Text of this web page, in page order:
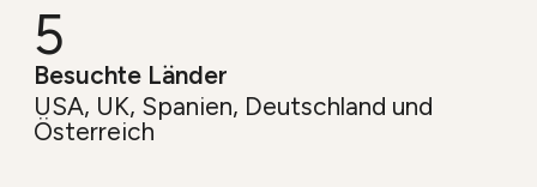
5
Besuchte Länder
USA, UK, Spanien, Deutschland und
Österreich